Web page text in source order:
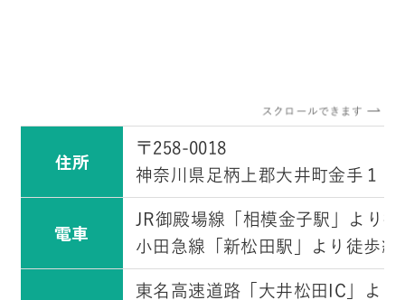
スクロールできます
住所
〒258-0018
神奈川県足柄上郡大井町金手１５
電車
JR御殿場線「相模金子駅」より
小田急線「新松田駅」より徒歩約
東名高速道路「大井松田IC」より